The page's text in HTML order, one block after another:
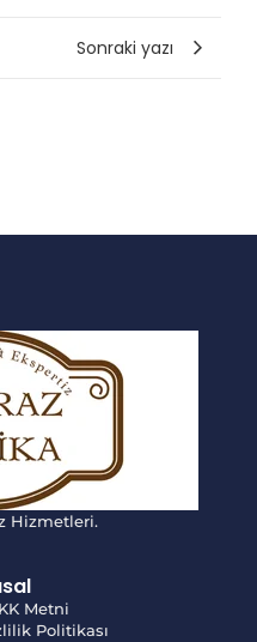
Sonraki yazı
Hizmetleri.
Metni
Politikası